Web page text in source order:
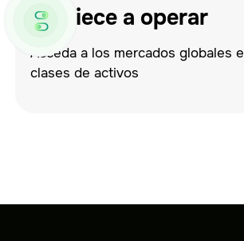
Empiece a operar
Acceda a los mercados globales
clases de activos